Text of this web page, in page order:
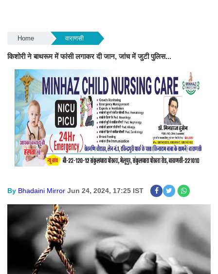
Home वाराणसी
किशोरी ने बाथरूम में फांसी लगाकर दी जान, जांच में जुटी पुलिस...
By Bhadaini Mirror Jun 24, 2024, 17:25 IST